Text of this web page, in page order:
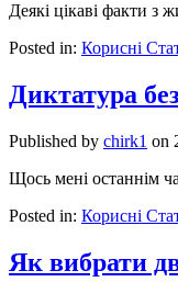
Деякі цікаві факти
Posted in: Корисні
Диктатура
Published by chirk1 on
Щось мені останнім
Posted in: Корисні
Як вибрати